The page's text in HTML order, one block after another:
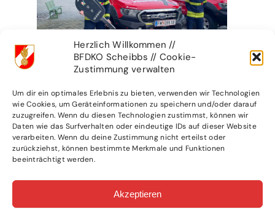
Herzlich Willkommen //
BFDKO Scheibbs // Cookie-
Zustimmung verwalten
Um dir ein optimales Erlebnis zu bieten, verwenden wir Technologien
wie Cookies, um Geräteinformationen zu speichern und/oder darauf
zuzugreifen. Wenn du diesen Technologien zustimmst, können wir
Daten wie das Surfverhalten oder eindeutige IDs auf dieser Website
verarbeiten. Wenn du deine Zustimmung nicht erteilst oder
zurückziehst, können bestimmte Merkmale und Funktionen
beeinträchtigt werden.
Akzeptieren